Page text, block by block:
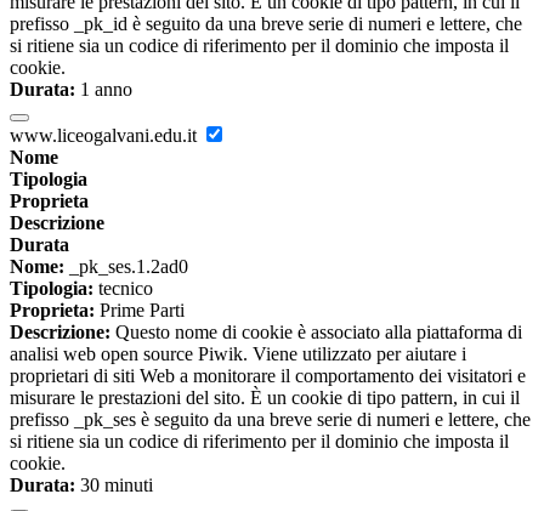
prefisso _pk_id è seguito da una breve serie di numeri e lettere, che
si ritiene sia un codice di riferimento per il dominio che imposta il
cookie.
Durata: 1 anno
www.liceogalvani.edu.it
Nome
Tipologia
Proprieta
Descrizione
Durata
Nome: _pk_ses.1.2ad0
Tipologia: tecnico
Proprieta: Prime Parti
Descrizione: Questo nome di cookie è associato alla piattaforma di
analisi web open source Piwik. Viene utilizzato per aiutare i
proprietari di siti Web a monitorare il comportamento dei visitatori e
misurare le prestazioni del sito. È un cookie di tipo pattern, in cui il
prefisso _pk_ses è seguito da una breve serie di numeri e lettere, che
si ritiene sia un codice di riferimento per il dominio che imposta il
cookie.
Durata: 30 minuti